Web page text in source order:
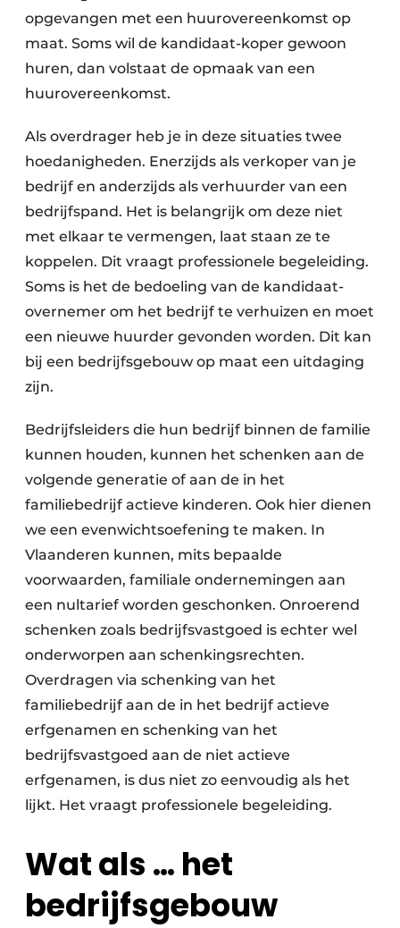
opgevangen met een huurovereenkomst op
maat. Soms wil de kandidaat-koper gewoon
huren, dan volstaat de opmaak van een
huurovereenkomst.
Als overdrager heb je in deze situaties twee
hoedanigheden. Enerzijds als verkoper van je
bedrijf en anderzijds als verhuurder van een
bedrijfspand. Het is belangrijk om deze niet
met elkaar te vermengen, laat staan ze te
koppelen. Dit vraagt professionele begeleiding.
Soms is het de bedoeling van de kandidaat-
overnemer om het bedrijf te verhuizen en moet
een nieuwe huurder gevonden worden. Dit kan
bij een bedrijfsgebouw op maat een uitdaging
zijn.
Bedrijfsleiders die hun bedrijf binnen de familie
kunnen houden, kunnen het schenken aan de
volgende generatie of aan de in het
familiebedrijf actieve kinderen. Ook hier dienen
we een evenwichtsoefening te maken. In
Vlaanderen kunnen, mits bepaalde
voorwaarden, familiale ondernemingen aan
een nultarief worden geschonken. Onroerend
schenken zoals bedrijfsvastgoed is echter wel
onderworpen aan schenkingsrechten.
Overdragen via schenking van het
familiebedrijf aan de in het bedrijf actieve
erfgenamen en schenking van het
bedrijfsvastgoed aan de niet actieve
erfgenamen, is dus niet zo eenvoudig als het
lijkt. Het vraagt professionele begeleiding.
Wat als … het
bedrijfsgebouw